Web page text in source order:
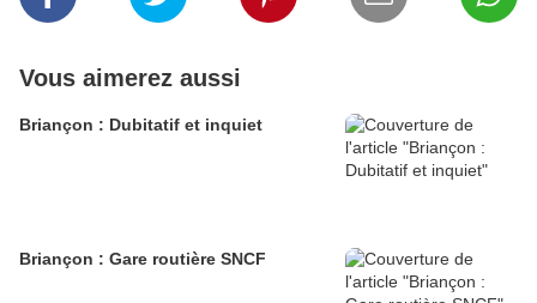
Vous aimerez aussi
Briançon : Dubitatif et inquiet
Briançon : Gare routière SNCF